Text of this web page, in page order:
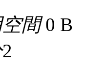
間0 B
2